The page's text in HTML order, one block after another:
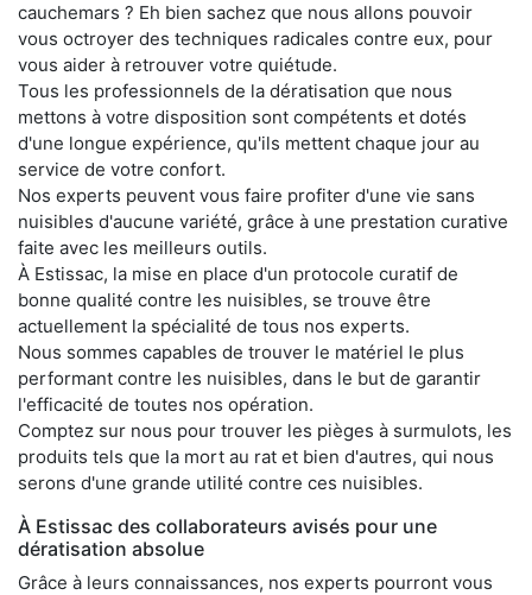
cauchemars ? Eh bien sachez que nous allons pouvoir
vous octroyer des techniques radicales contre eux, pour
vous aider à retrouver votre quiétude.
Tous les professionnels de la dératisation que nous
mettons à votre disposition sont compétents et dotés
d'une longue expérience, qu'ils mettent chaque jour au
service de votre confort.
Nos experts peuvent vous faire profiter d'une vie sans
nuisibles d'aucune variété, grâce à une prestation curative
faite avec les meilleurs outils.
À Estissac, la mise en place d'un protocole curatif de
bonne qualité contre les nuisibles, se trouve être
actuellement la spécialité de tous nos experts.
Nous sommes capables de trouver le matériel le plus
performant contre les nuisibles, dans le but de garantir
l'efficacité de toutes nos opération.
Comptez sur nous pour trouver les pièges à surmulots, les
produits tels que la mort au rat et bien d'autres, qui nous
serons d'une grande utilité contre ces nuisibles.
À Estissac des collaborateurs avisés pour une
dératisation absolue
Grâce à leurs connaissances, nos experts pourront vous